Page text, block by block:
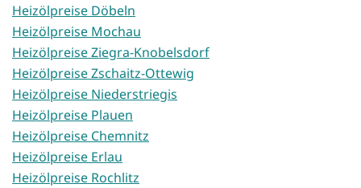
Heizölpreise Döbeln
Heizölpreise Mochau
Heizölpreise Ziegra-Knobelsdorf
Heizölpreise Zschaitz-Ottewig
Heizölpreise Niederstriegis
Heizölpreise Plauen
Heizölpreise Chemnitz
Heizölpreise Erlau
Heizölpreise Rochlitz